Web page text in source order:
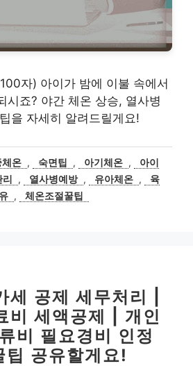
자) 아이가 밤에 이불 속에서
시죠? 야간 체온 상승, 열사병
을 자세히 알려드릴게요!
체온 , 숙면팁 , 아기체온 ,
아이
리 , 열사병예방 , 유아체온 ,
육
, 체온조절꿀팁
세 공제 세무처리 |
비 세액공제 | 개인
비 필요경비 인정
팁 공유할게요!